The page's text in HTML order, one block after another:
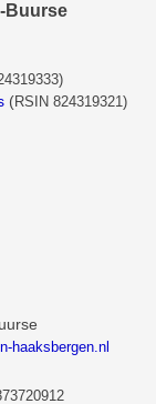
Buurse
(RSIN 824319321)
- Buurse
haaksbergen.nl